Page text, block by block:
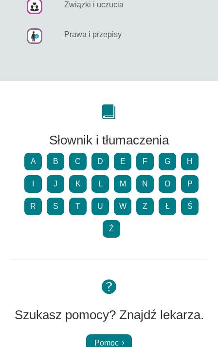
Związki i uczucia
Prawa i przepisy
Słownik i tłumaczenia
A B C D E F G H
J K L M N O P
R S T U W Z Ł Ś
Ż
Szukasz pomocy? Znajdź lekarza.
Pomoc